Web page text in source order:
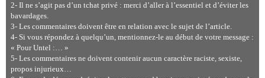
2- Il ne s’agit pas d’un tchat privé : merci d’aller à l’essentiel et d’éviter les
bavardages.
3- Les commentaires doivent être en relation avec le sujet de l’article.
4- Si vous répondez à quelqu’un, mentionnez-le au début de votre message :
« Pour Untel :… »
5- Les commentaires ne doivent contenir aucun caractère raciste, sexiste,
propos injurieux…